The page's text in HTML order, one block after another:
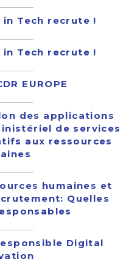
in Tech recrute !
in Tech recrute !
EUROPE
des applications
de services
aux ressources
humaines et
Quelles
Digital